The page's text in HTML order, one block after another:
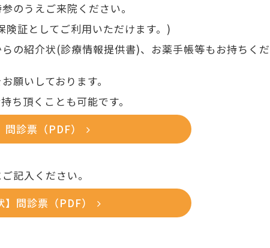
のうえご来院ください。
証としてご利用いただけます。)
の紹介状(診療情報提供書)、お薬手帳等もお持ちくだ
願いしております。
ち頂くことも可能です。
問診票（PDF）
記入ください。
】問診票（PDF）